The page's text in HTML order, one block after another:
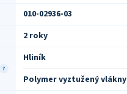
010-02936-03
2 roky
?
Hliník
Polymer vyztužený vlákny